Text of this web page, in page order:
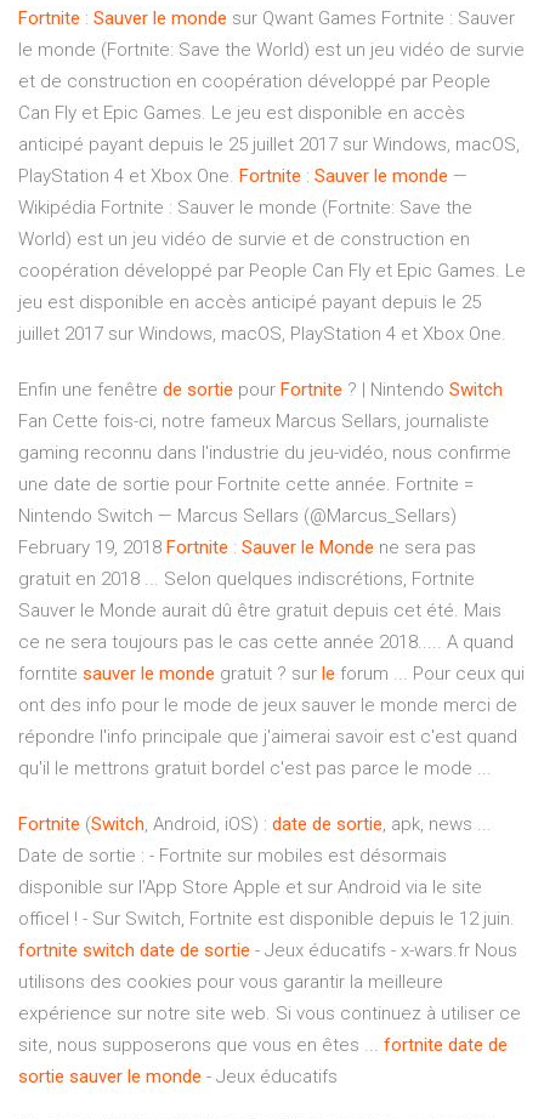
Fortnite : Sauver le monde sur Qwant Games Fortnite : Sauver
le monde (Fortnite: Save the World) est un jeu vidéo de survie
et de construction en coopération développé par People
Can Fly et Epic Games. Le jeu est disponible en accès
anticipé payant depuis le 25 juillet 2017 sur Windows, macOS,
PlayStation 4 et Xbox One. Fortnite : Sauver le monde —
Wikipédia Fortnite : Sauver le monde (Fortnite: Save the
World) est un jeu vidéo de survie et de construction en
coopération développé par People Can Fly et Epic Games. Le
jeu est disponible en accès anticipé payant depuis le 25
juillet 2017 sur Windows, macOS, PlayStation 4 et Xbox One.
Enfin une fenêtre de sortie pour Fortnite ? | Nintendo Switch
Fan Cette fois-ci, notre fameux Marcus Sellars, journaliste
gaming reconnu dans l'industrie du jeu-vidéo, nous confirme
une date de sortie pour Fortnite cette année. Fortnite =
Nintendo Switch — Marcus Sellars (@Marcus_Sellars)
February 19, 2018 Fortnite : Sauver le Monde ne sera pas
gratuit en 2018 ... Selon quelques indiscrétions, Fortnite
Sauver le Monde aurait dû être gratuit depuis cet été. Mais
ce ne sera toujours pas le cas cette année 2018..... A quand
forntite sauver le monde gratuit ? sur le forum ... Pour ceux qui
ont des info pour le mode de jeux sauver le monde merci de
répondre l'info principale que j'aimerai savoir est c'est quand
qu'il le mettrons gratuit bordel c'est pas parce le mode ...
Fortnite (Switch, Android, iOS) : date de sortie, apk, news ...
Date de sortie : - Fortnite sur mobiles est désormais
disponible sur l'App Store Apple et sur Android via le site
officel ! - Sur Switch, Fortnite est disponible depuis le 12 juin.
fortnite switch date de sortie - Jeux éducatifs - x-wars.fr Nous
utilisons des cookies pour vous garantir la meilleure
expérience sur notre site web. Si vous continuez à utiliser ce
site, nous supposerons que vous en êtes ... fortnite date de
sortie sauver le monde - Jeux éducatifs